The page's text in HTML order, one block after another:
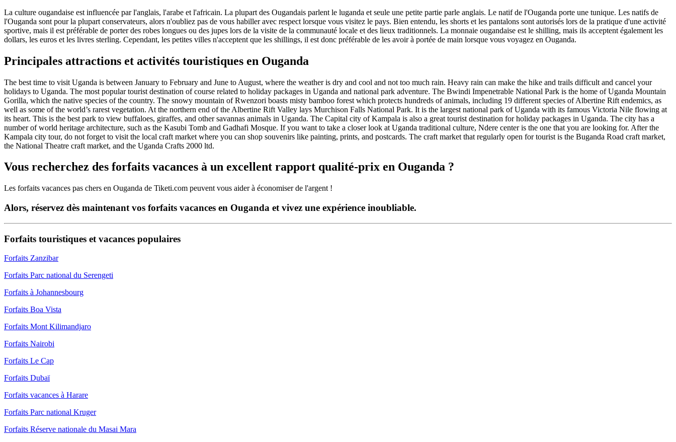
La culture ougandaise est influencée par l'anglais, l'arabe et l'africain. La plupart des Ougandais parlent le luganda et seule une petite partie parle anglais. Le natif de l'Ouganda porte une tunique. Les natifs de
l'Ouganda sont pour la plupart conservateurs, alors n'oubliez pas de vous habiller avec respect lorsque vous visitez le pays. Bien entendu, les shorts et les pantalons sont autorisés lors de la pratique d'une activité
sportive, mais il est préférable de porter des robes longues ou des jupes lors de la visite de la communauté locale et des lieux traditionnels. La monnaie ougandaise est le shilling, mais ils acceptent également les
dollars, les euros et les livres sterling. Cependant, les petites villes n'acceptent que les shillings, il est donc préférable de les avoir à portée de main lorsque vous voyagez en Ouganda.
Principales attractions et activités touristiques en Ouganda
The best time to visit Uganda is between January to February and June to August, where the weather is dry and cool and not too much rain. Heavy rain can make the hike and trails difficult and cancel your
holidays to Uganda. The most popular tourist destination of course related to holiday packages in Uganda and national park adventure. The Bwindi Impenetrable National Park is the home of Uganda Mountain
Gorilla, which the native species of the country. The snowy mountain of Rwenzori boasts misty bamboo forest which protects hundreds of animals, including 19 different species of Albertine Rift endemics, as
well as some of the world’s rarest vegetation. At the northern end of the Albertine Rift Valley lays Murchison Falls National Park. It is the largest national park of Uganda with its famous Victoria Nile flowing at
its heart. This is the best park to view buffaloes, giraffes, and other savannas animals in Uganda. The Capital city of Kampala is also a great tourist destination for holiday packages in Uganda. The city has a
number of world heritage architecture, such as the Kasubi Tomb and Gadhafi Mosque. If you want to take a closer look at Uganda traditional culture, Ndere center is the one that you are looking for. After the
Kampala city tour, do not forget to visit the local craft market where you can shop souvenirs like painting, prints, and postcards. The craft market that regularly open for tourist is the Buganda Road craft market,
the National Theatre craft market, and the Uganda Crafts 2000 ltd.
Vous recherchez des forfaits vacances à un excellent rapport qualité-prix en Ouganda ?
Les forfaits vacances pas chers en Ouganda de Tiketi.com peuvent vous aider à économiser de l'argent !
Alors, réservez dès maintenant vos forfaits vacances en Ouganda et vivez une expérience inoubliable.
Forfaits touristiques et vacances populaires
Forfaits Zanzibar
Forfaits Parc national du Serengeti
Forfaits à Johannesbourg
Forfaits Boa Vista
Forfaits Mont Kilimandjaro
Forfaits Nairobi
Forfaits Le Cap
Forfaits Dubaï
Forfaits vacances à Harare
Forfaits Parc national Kruger
Forfaits Réserve nationale du Masai Mara